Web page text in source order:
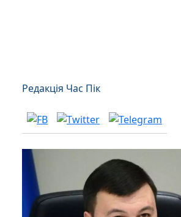
Редакція Час Пік